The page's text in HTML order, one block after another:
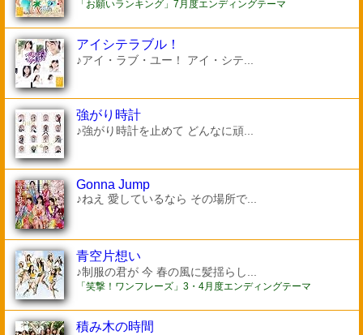
「お願いランキング」7月度エンディングテーマ
アイシテラブル！
♪アイ・ラブ・ユー！ アイ・シテ...
強がり時計
♪強がり時計を止めて どんなに頑...
Gonna Jump
♪ねえ 愛しているなら その場所で...
青空片想い
♪制服の君が 今 春の風に髪揺らし...
「笑撃！ワンフレーズ」3・4月度エンディングテーマ
積み木の時間